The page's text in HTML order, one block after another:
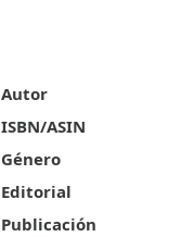
Autor
ISBN/ASIN
Género
Editorial
Publicación